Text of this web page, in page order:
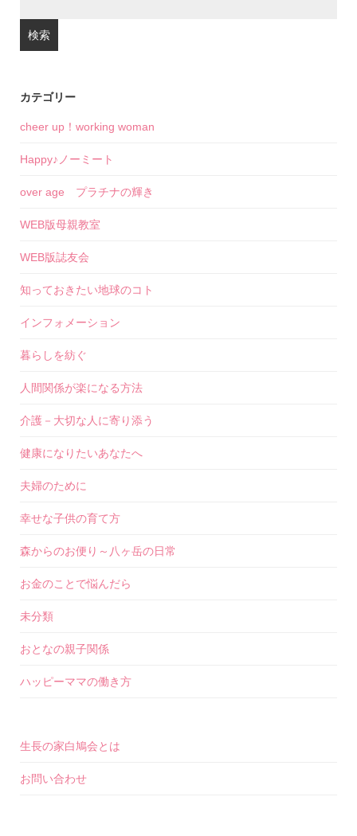
カテゴリー
cheer up！working woman
Happy♪ノーミート
over age プラチナの輝き
WEB版母親教室
WEB版誌友会
知っておきたい地球のコト
インフォメーション
暮らしを紡ぐ
人間関係が楽になる方法
介護－大切な人に寄り添う
健康になりたいあなたへ
夫婦のために
幸せな子供の育て方
森からのお便り～八ヶ岳の日常
お金のことで悩んだら
未分類
おとなの親子関係
ハッピーママの働き方
生長の家白鳩会とは
お問い合わせ